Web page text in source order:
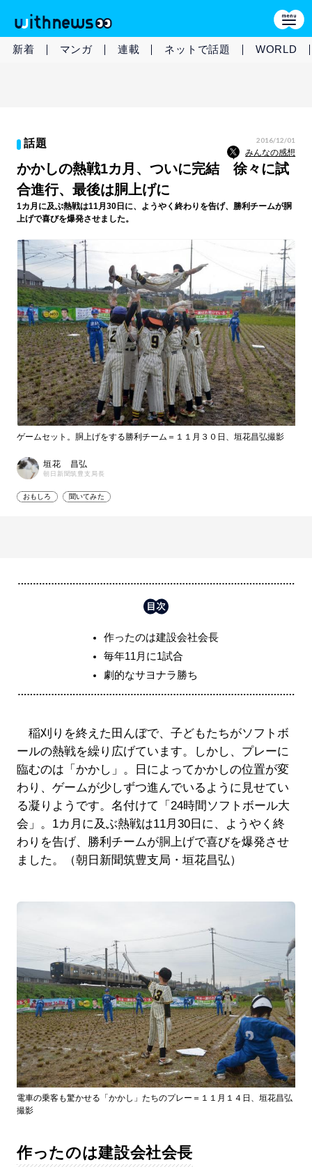
新着 マンガ 連載 ネットで話題 WORLD
話題 2016/12/01
みんなの感想
かかしの熱戦1カ月、ついに完結 徐々に試
合進行、最後は胴上げに
1カ月に及ぶ熱戦は11月30日に、ようやく終わりを告げ、勝利チームが胴
上げで喜びを爆発させました。
ゲームセット。胴上げをする勝利チーム＝１１月３０日、垣花昌弘撮影
垣花 昌弘
朝日新聞筑豊支局長
おもしろ 聞いてみた
作ったのは建設会社会長
毎年11月に1試合
劇的なサヨナラ勝ち
稲刈りを終えた田んぼで、子どもたちがソフトボ
ールの熱戦を繰り広げています。しかし、プレーに
臨むのは「かかし」。日によってかかしの位置が変
わり、ゲームが少しずつ進んでいるように見せてい
る凝りようです。名付けて「24時間ソフトボール大
会」。1カ月に及ぶ熱戦は11月30日に、ようやく終
わりを告げ、勝利チームが胴上げで喜びを爆発させ
ました。（朝日新聞筑豊支局・垣花昌弘）
電車の乗客も驚かせる「かかし」たちのプレー＝１１月１４日、垣花昌弘
撮影
作ったのは建設会社会長